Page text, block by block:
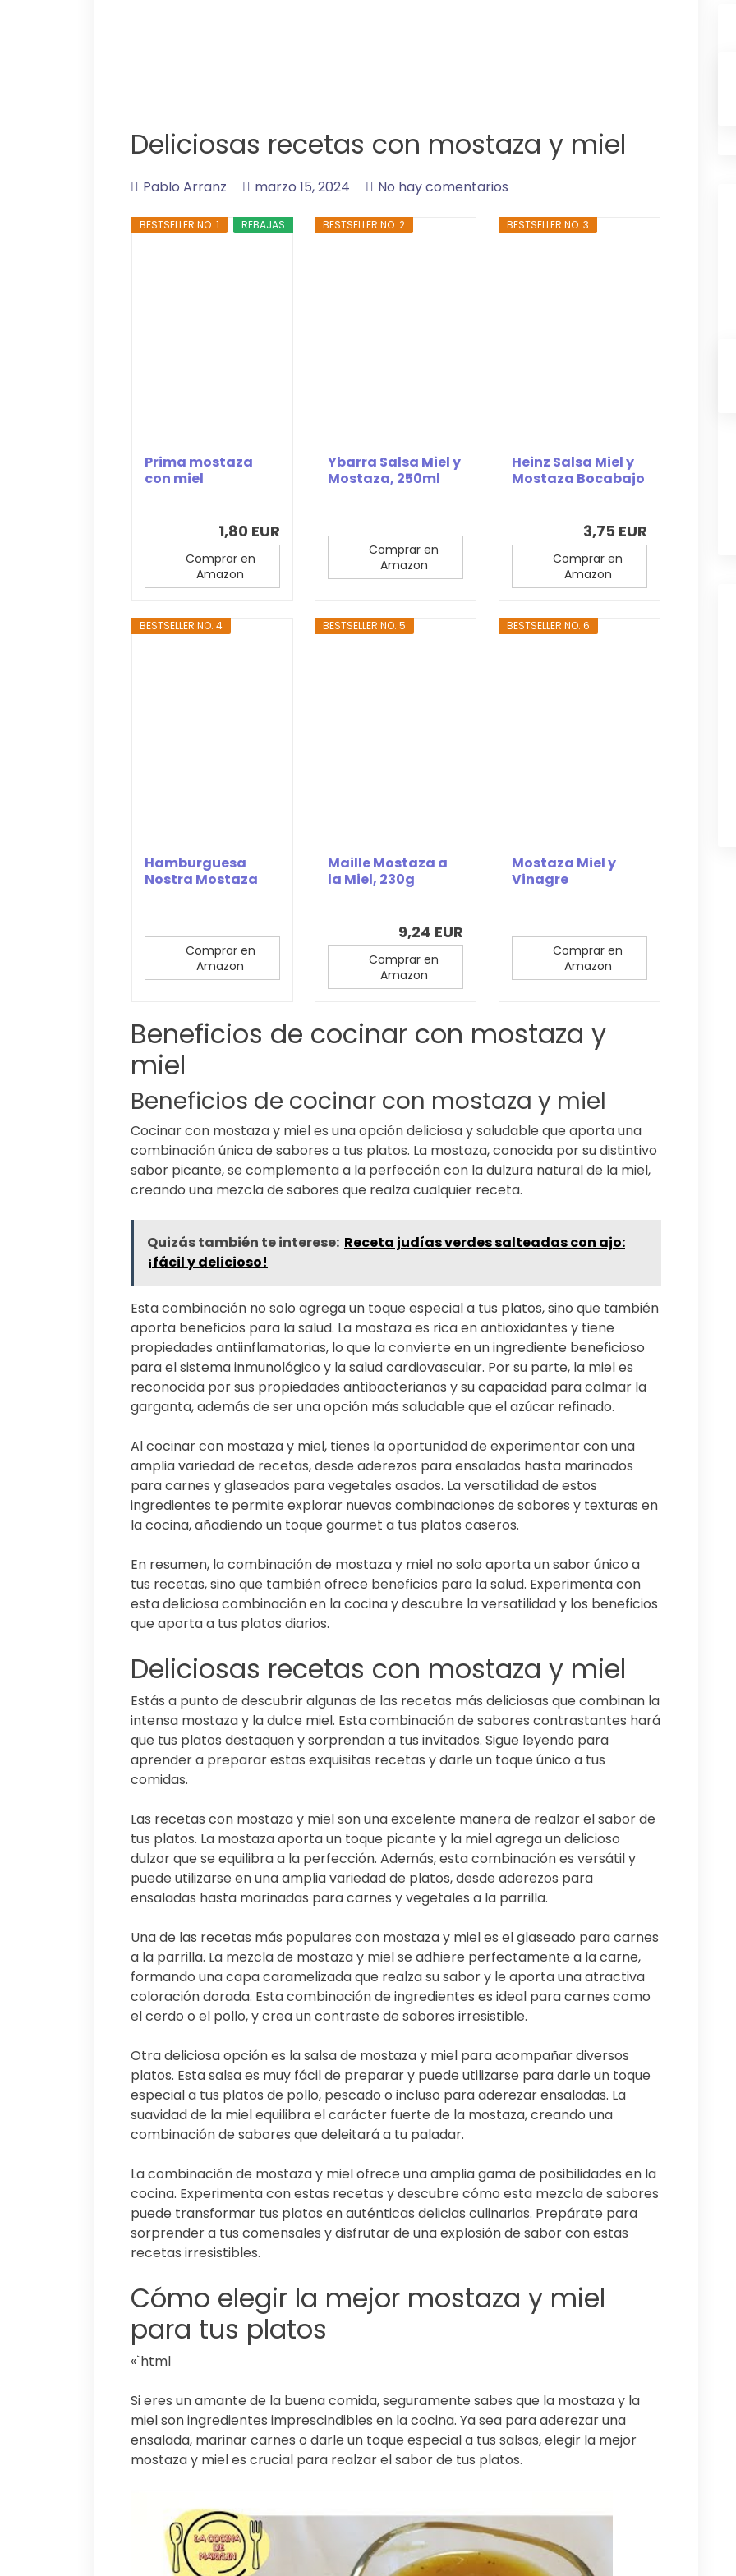
Deliciosas recetas con mostaza y miel
Pablo Arranz marzo 15, 2024 No hay comentarios
REBAJAS
BESTSELLER NO. 1
Prima mostaza
con miel
1,80 EUR
Comprar en
Amazon
BESTSELLER NO. 2
Ybarra Salsa Miel y
Mostaza, 250ml
Comprar en
Amazon
BESTSELLER NO. 3
Heinz Salsa Miel y
Mostaza Bocabajo
3,75 EUR
Comprar en
Amazon
BESTSELLER NO. 4
Hamburguesa
Nostra Mostaza
Comprar en
Amazon
BESTSELLER NO. 5
Maille Mostaza a
la Miel, 230g
9,24 EUR
Comprar en
Amazon
BESTSELLER NO. 6
Mostaza Miel y
Vinagre
Comprar en
Amazon
Beneficios de cocinar con mostaza y
miel
Beneficios de cocinar con mostaza y miel
Cocinar con mostaza y miel es una opción deliciosa y saludable que aporta una
combinación única de sabores a tus platos. La mostaza, conocida por su distintivo
sabor picante, se complementa a la perfección con la dulzura natural de la miel,
creando una mezcla de sabores que realza cualquier receta.
Quizás también te interese: Receta judías verdes salteadas con ajo:
¡fácil y delicioso!
Esta combinación no solo agrega un toque especial a tus platos, sino que también
aporta beneficios para la salud. La mostaza es rica en antioxidantes y tiene
propiedades antiinflamatorias, lo que la convierte en un ingrediente beneficioso
para el sistema inmunológico y la salud cardiovascular. Por su parte, la miel es
reconocida por sus propiedades antibacterianas y su capacidad para calmar la
garganta, además de ser una opción más saludable que el azúcar refinado.
Al cocinar con mostaza y miel, tienes la oportunidad de experimentar con una
amplia variedad de recetas, desde aderezos para ensaladas hasta marinados
para carnes y glaseados para vegetales asados. La versatilidad de estos
ingredientes te permite explorar nuevas combinaciones de sabores y texturas en
la cocina, añadiendo un toque gourmet a tus platos caseros.
En resumen, la combinación de mostaza y miel no solo aporta un sabor único a
tus recetas, sino que también ofrece beneficios para la salud. Experimenta con
esta deliciosa combinación en la cocina y descubre la versatilidad y los beneficios
que aporta a tus platos diarios.
Deliciosas recetas con mostaza y miel
Estás a punto de descubrir algunas de las recetas más deliciosas que combinan la
intensa mostaza y la dulce miel. Esta combinación de sabores contrastantes hará
que tus platos destaquen y sorprendan a tus invitados. Sigue leyendo para
aprender a preparar estas exquisitas recetas y darle un toque único a tus
comidas.
Las recetas con mostaza y miel son una excelente manera de realzar el sabor de
tus platos. La mostaza aporta un toque picante y la miel agrega un delicioso
dulzor que se equilibra a la perfección. Además, esta combinación es versátil y
puede utilizarse en una amplia variedad de platos, desde aderezos para
ensaladas hasta marinadas para carnes y vegetales a la parrilla.
Una de las recetas más populares con mostaza y miel es el glaseado para carnes
a la parrilla. La mezcla de mostaza y miel se adhiere perfectamente a la carne,
formando una capa caramelizada que realza su sabor y le aporta una atractiva
coloración dorada. Esta combinación de ingredientes es ideal para carnes como
el cerdo o el pollo, y crea un contraste de sabores irresistible.
Otra deliciosa opción es la salsa de mostaza y miel para acompañar diversos
platos. Esta salsa es muy fácil de preparar y puede utilizarse para darle un toque
especial a tus platos de pollo, pescado o incluso para aderezar ensaladas. La
suavidad de la miel equilibra el carácter fuerte de la mostaza, creando una
combinación de sabores que deleitará a tu paladar.
La combinación de mostaza y miel ofrece una amplia gama de posibilidades en la
cocina. Experimenta con estas recetas y descubre cómo esta mezcla de sabores
puede transformar tus platos en auténticas delicias culinarias. Prepárate para
sorprender a tus comensales y disfrutar de una explosión de sabor con estas
recetas irresistibles.
Cómo elegir la mejor mostaza y miel
para tus platos
«`html
Si eres un amante de la buena comida, seguramente sabes que la mostaza y la
miel son ingredientes imprescindibles en la cocina. Ya sea para aderezar una
ensalada, marinar carnes o darle un toque especial a tus salsas, elegir la mejor
mostaza y miel es crucial para realzar el sabor de tus platos.